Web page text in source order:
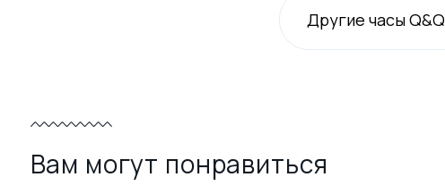
Другие часы Q&Q
Вам могут понравиться